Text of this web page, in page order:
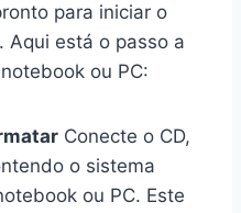
para iniciar o
Aqui está o passo a
ou PC:
Conecte o CD,
o sistema
ou PC. Este